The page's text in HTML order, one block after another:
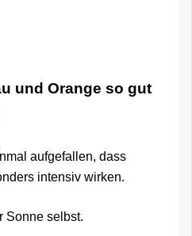
und Orange so gut
aufgefallen, dass
intensiv wirken.
Sonne selbst.